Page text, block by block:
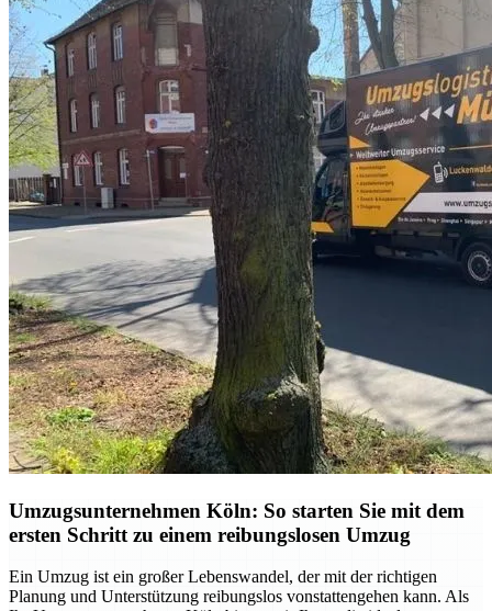
Umzugsunternehmen Köln: So starten Sie mit dem
ersten Schritt zu einem reibungslosen Umzug
Ein Umzug ist ein großer Lebenswandel, der mit der richtigen
Planung und Unterstützung reibungslos vonstattengehen kann. Als